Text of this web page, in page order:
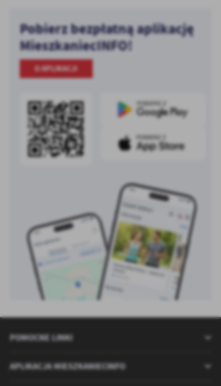
Pobierz bezpłatną aplikację
MieszkaniecINFO!
O APLIKACJI
POMOCNE LINKI
APLIKACJA MIESZKANIECINFO